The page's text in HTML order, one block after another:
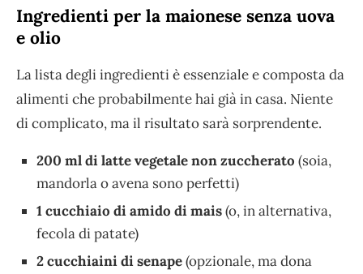
Ingredienti per la maionese senza uova
e olio
La lista degli ingredienti è essenziale e composta da
alimenti che probabilmente hai già in casa. Niente
di complicato, ma il risultato sarà sorprendente.
200 ml di latte vegetale non zuccherato (soia,
mandorla o avena sono perfetti)
1 cucchiaio di amido di mais(o, in alternativa,
fecola di patate)
2 cucchiaini di senape(opzionale, ma dona